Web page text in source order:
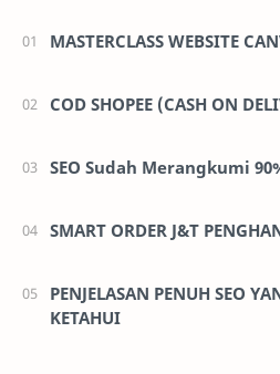
MASTERCLASS WEBSITE
COD SHOPEE (CASH ON
SEO Sudah Merangkumi
SMART ORDER J&T
PENJELASAN PENUH SEO
KETAHUI